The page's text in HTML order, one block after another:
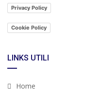
Privacy Policy
Cookie Policy
LINKS UTILI
Home